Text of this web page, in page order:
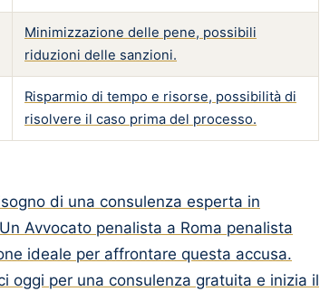
Minimizzazione delle pene, possibili
riduzioni delle sanzioni.
Risparmio di tempo e risorse, possibilità di
risolvere il caso prima del processo.
di una consulenza esperta in
Avvocato penalista a Roma penalista
ideale per affrontare questa accusa.
oggi per una consulenza gratuita e inizia il